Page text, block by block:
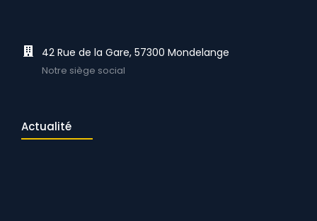
42 Rue de la Gare, 57300 Mondelange
Notre siège social
Actualité